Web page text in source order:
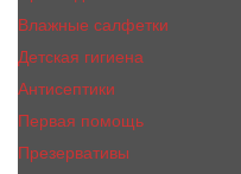
Влажные салфетки
Детская гигиена
Антисептики
Первая помощь
Презервативы